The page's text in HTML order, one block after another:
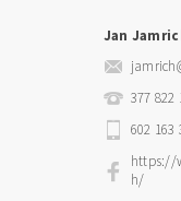
Jan
jamrich
377 822
602 163
https://
h/